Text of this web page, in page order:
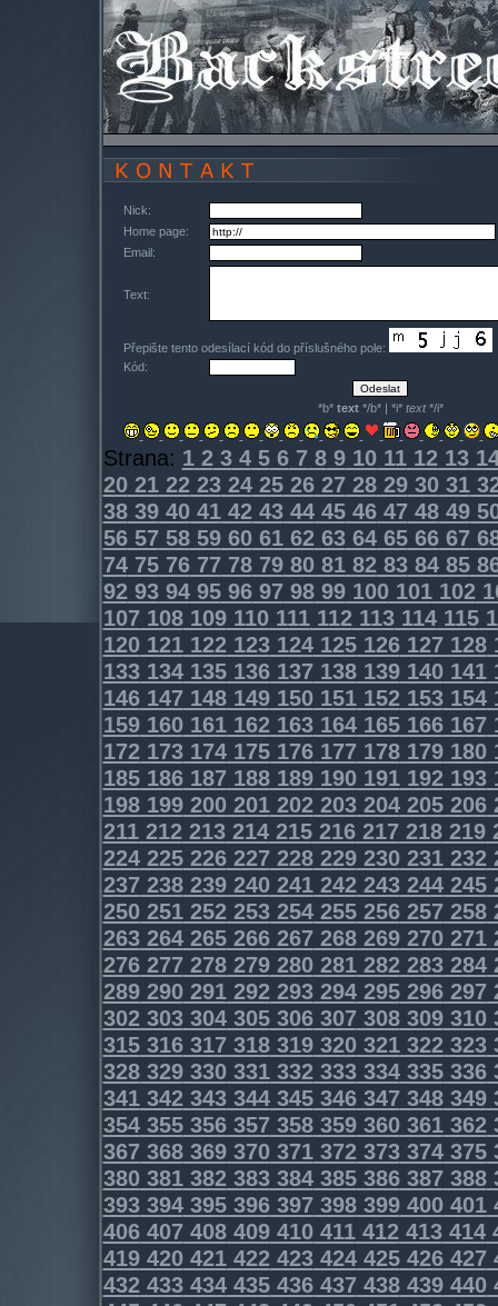
Nick:
Home page:
Email:
Text:
Přepište tento odesílací kód do příslušného pole:
Kód:
*b* text*/b* | *i* text*/i*
Strana: 12345678910111213
202122232425262728293031
383940414243444546474849
565758596061626364656667
747576777879808182838485
9293949596979899100101102
107108109110111112113114115
120121122123124125126127128
133134135136137138139140141
146147148149150151152153154
159160161162163164165166167
172173174175176177178179180
185186187188189190191192193
198199200201202203204205206
211212213214215216217218219
224225226227228229230231232
237238239240241242243244245
250251252253254255256257258
263264265266267268269270271
276277278279280281282283284
289290291292293294295296297
302303304305306307308309310
315316317318319320321322323
328329330331332333334335336
341342343344345346347348349
354355356357358359360361362
367368369370371372373374375
380381382383384385386387388
393394395396397398399400401
406407408409410411412413414
419420421422423424425426427
432433434435436437438439440